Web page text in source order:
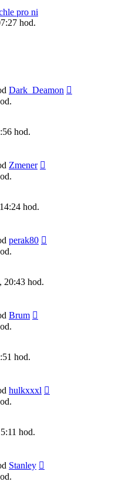
pro ni
hod.
Dark_Deamon
hod.
Zmener
hod.
perak80
20:43 hod.
Brum
hod.
hulkxxxl
hod.
Stanley